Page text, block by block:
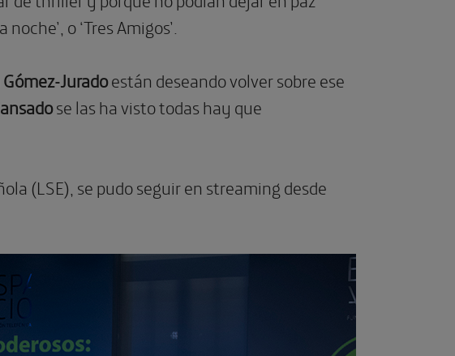
o ‘Tres Amigos’.
Juradoestán deseando volver sobre ese
se las ha visto todas hay que
(LSE), se pudo seguir en streaming desde